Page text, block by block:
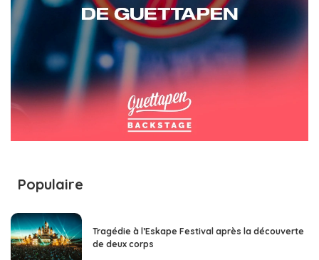
Populaire
Tragédie à l’Eskape Festival après la découverte
de deux corps